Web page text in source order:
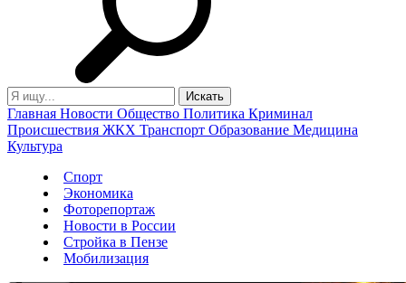
Главная Новости Общество Политика Криминал
Происшествия ЖКХ Транспорт Образование Медицина
Культура
Спорт
Экономика
Фоторепортаж
Новости в России
Стройка в Пензе
Мобилизация